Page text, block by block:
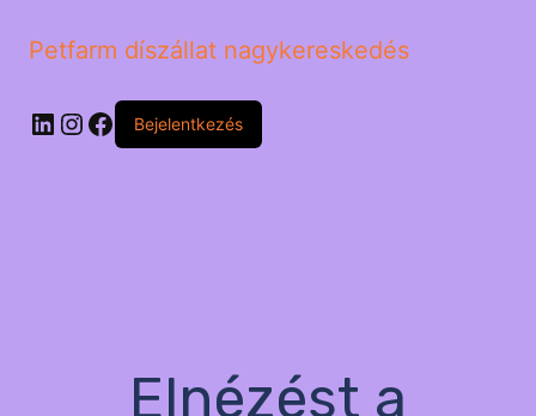
Petfarm díszállat nagykereskedés
LinkedIn
Instagram
Facebook
Bejelentkezés
Elnézést a